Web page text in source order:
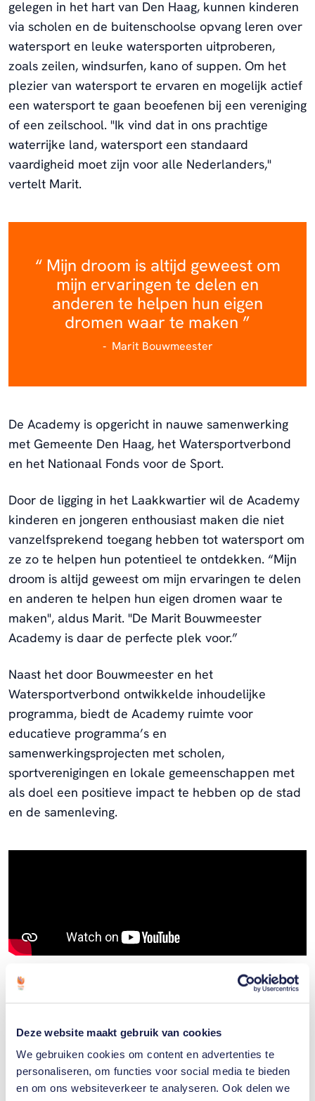
Deze website maakt gebruik van cookies
We gebruiken cookies om content en advertenties te
personaliseren, om functies voor social media te bieden
en om ons websiteverkeer te analyseren. Ook delen we
gelegen in het hart van Den Haag, kunnen kinderen
via scholen en de buitenschoolse opvang leren over
watersport en leuke watersporten uitproberen,
zoals zeilen, windsurfen, kano of suppen. Om het
plezier van watersport te ervaren en mogelijk actief
een watersport te gaan beoefenen bij een vereniging
of een zeilschool. "Ik vind dat in ons prachtige
waterrijke land, watersport een standaard
vaardigheid moet zijn voor alle Nederlanders,"
vertelt Marit.
Mijn droom is altijd geweest om
mijn ervaringen te delen en
anderen te helpen hun eigen
dromen waar te maken
Marit Bouwmeester
De Academy is opgericht in nauwe samenwerking
met Gemeente Den Haag, het Watersportverbond
en het Nationaal Fonds voor de Sport.
Door de ligging in het Laakkwartier wil de Academy
kinderen en jongeren enthousiast maken die niet
vanzelfsprekend toegang hebben tot watersport om
ze zo te helpen hun potentieel te ontdekken. “Mijn
droom is altijd geweest om mijn ervaringen te delen
en anderen te helpen hun eigen dromen waar te
maken", aldus Marit. "De Marit Bouwmeester
Academy is daar de perfecte plek voor.”
Naast het door Bouwmeester en het
Watersportverbond ontwikkelde inhoudelijke
programma, biedt de Academy ruimte voor
educatieve programma’s en
samenwerkingsprojecten met scholen,
sportverenigingen en lokale gemeenschappen met
als doel een positieve impact te hebben op de stad
en de samenleving.
Tijdens het WK Zeilen in 2023 werden er al veel
Met de Academy wordt dit aanbod structureel
gemaakt.
De officiële opening van de Marit Bouwmeester